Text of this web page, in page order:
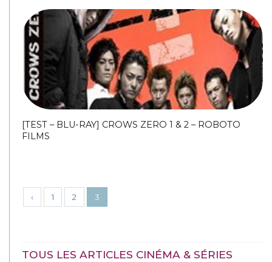
[TEST – BLU-RAY] CROWS ZERO 1 & 2 – ROBOTO
FILMS
‹ 1 2 3
TOUS LES ARTICLES CINÉMA & SÉRIES